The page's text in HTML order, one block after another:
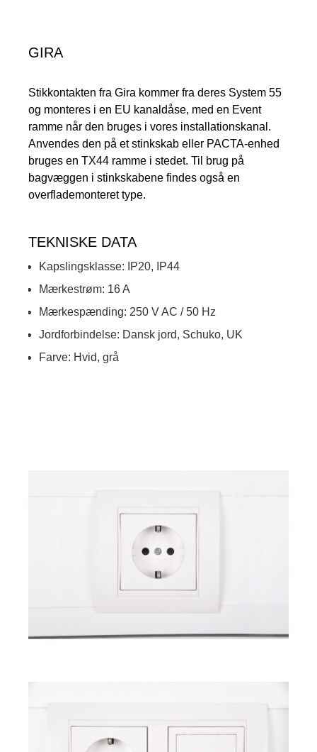
GIRA
Stikkontakten fra Gira kommer fra deres System 55
og monteres i en EU kanaldåse, med en Event
ramme når den bruges i vores installationskanal.
Anvendes den på et stinkskab eller PACTA-enhed
bruges en TX44 ramme i stedet. Til brug på
bagvæggen i stinkskabene findes også en
overflademonteret type.
TEKNISKE DATA
Kapslingsklasse: IP20, IP44
Mærkestrøm: 16 A
Mærkespænding: 250 V AC / 50 Hz
Jordforbindelse: Dansk jord, Schuko, UK
Farve: Hvid, grå